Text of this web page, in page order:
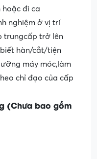
hoặc đi ca
nghiệm ở vị trí
trungcấp trở lên
biết hàn/cắt/tiện
máy móc,làm
chỉ đạo của cấp
(Chưa bao gồm